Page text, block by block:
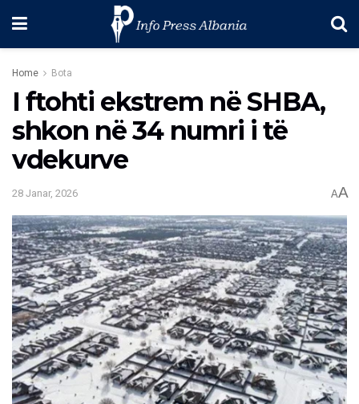
Home Bota
I ftohti ekstrem në SHBA,
shkon në 34 numri i të
vdekurve
28 Janar, 2026 AA